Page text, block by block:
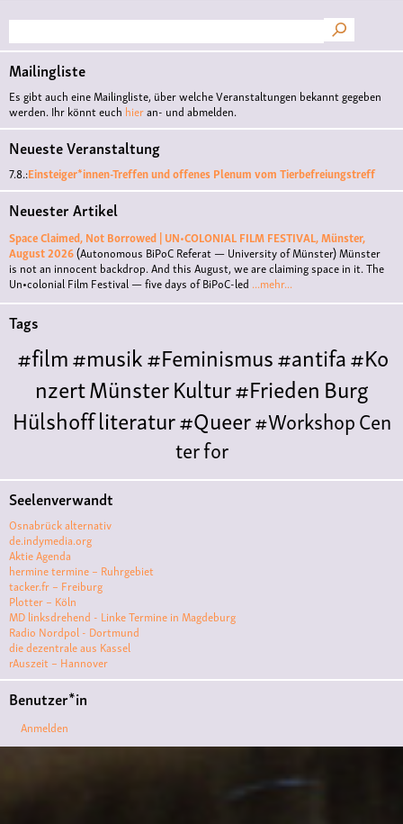
Suche
Mailingliste
Es gibt auch eine Mailingliste, über welche Veranstaltungen bekannt gegeben
werden. Ihr könnt euch hieran- und abmelden.
Neueste Veranstaltung
7.8.:Einsteiger*innen-Treffen und offenes Plenum vom Tierbefreiungstreff
Neuester Artikel
Space Claimed, Not Borrowed | UN•COLONIAL FILM FESTIVAL, Münster,
August 2026(Autonomous BiPoC Referat — University of Münster)Münster
is not an innocent backdrop. And this August, we are claiming space in it. The
Un•colonial Film Festival — five days of BiPoC-led ...mehr...
Tags
#film#musik#Feminismus#antifa#Ko
nzertMünsterKultur#FriedenBurg
Hülshoffliteratur#Queer#WorkshopCen
ter for
LiteraturePolyamoriePolytreff#liveKonzert
Polyamorietreff
Monogamie
ismuskunstantisemitismus
VKqueer#Demo#Theater
ve#film #kino #filmwerkstatt
#filmclub#Münster#BLACKBOXpunk#kino
#menschenrechte
#klima #diskussion
Seelenverwandt
Osnabrück alternativ
de.indymedia.org
Aktie Agenda
hermine termine – Ruhrgebiet
tacker.fr – Freiburg
Plotter – Köln
MD linksdrehend - Linke Termine in Magdeburg
Radio Nordpol - Dortmund
die dezentrale aus Kassel
rAuszeit – Hannover
Benutzer*in
Anmelden